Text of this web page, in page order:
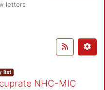
letters
list
NHC-MIC